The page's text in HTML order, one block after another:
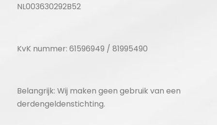
NL003630292B52
KvK nummer: 61596949 / 81995490
Belangrijk: Wij maken geen gebruik van een
derdengeldenstichting.